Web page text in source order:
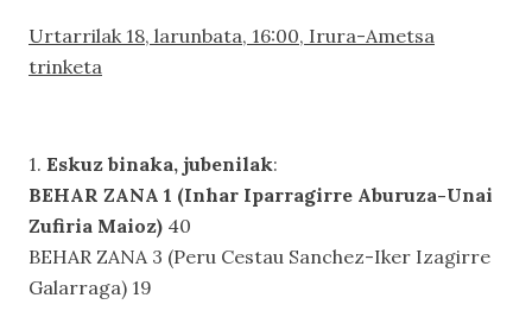
Urtarrilak 18, larunbata, 16:00, Irura-Ametsa
trinketa
1. Eskuz binaka, jubenilak:
BEHAR ZANA 1 (Inhar Iparragirre Aburuza-Unai
Zufiria Maioz) 40
BEHAR ZANA 3 (Peru Cestau Sanchez-Iker Izagirre
Galarraga) 19